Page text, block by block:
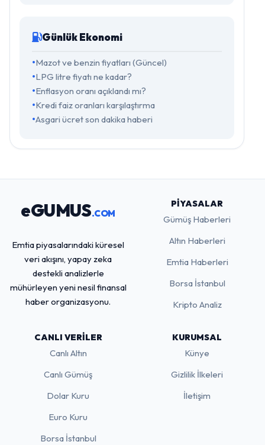
Günlük Ekonomi
Mazot ve benzin fiyatları (Güncel)
LPG litre fiyatı ne kadar?
Enflasyon oranı açıklandı mı?
Kredi faiz oranları karşılaştırma
Asgari ücret son dakika haberi
eGUMUS.COM
Emtia piyasalarındaki küresel
veri akışını, yapay zeka
destekli analizlerle
mühürleyen yeni nesil finansal
haber organizasyonu.
PIYASALAR
Gümüş Haberleri
Altın Haberleri
Emtia Haberleri
Borsa İstanbul
Kripto Analiz
CANLI VERILER
Canlı Altın
Canlı Gümüş
Dolar Kuru
Euro Kuru
Borsa İstanbul
KURUMSAL
Künye
Gizlilik İlkeleri
İletişim